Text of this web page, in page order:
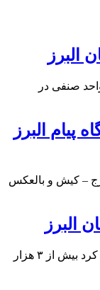
نصیری گفت: در ۴۵ بازدید انجام شده ۵ واحد صنفی در
پیام البرز
– کیش و بالعکس
البرز
مدیر جهاد کشاورزی شهرستان البرز پیش بینی کرد بیش از ۳ هزار